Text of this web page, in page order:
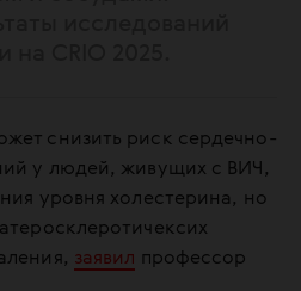
снизить риск сердечно-
у людей, живущих с ВИЧ,
уровня холестерина, но
заявил профессор